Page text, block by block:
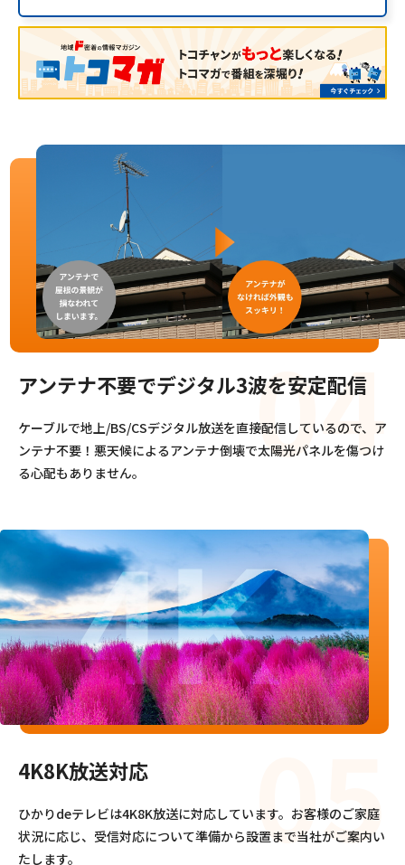
アンテナ不要でデジタル3波を安定配信
ケーブルで地上/BS/CSデジタル放送を直接配信しているので、ア
ンテナ不要！悪天候によるアンテナ倒壊で太陽光パネルを傷つけ
る心配もありません。
4K8K放送対応
ひかりdeテレビは4K8K放送に対応しています。お客様のご家庭
状況に応じ、受信対応について準備から設置まで当社がご案内い
たします。